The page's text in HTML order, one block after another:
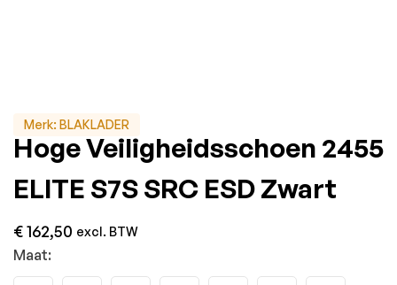
Merk: BLAKLADER
Hoge Veiligheidsschoen 2455
ELITE S7S SRC ESD Zwart
€162,50 excl. BTW
Maat: